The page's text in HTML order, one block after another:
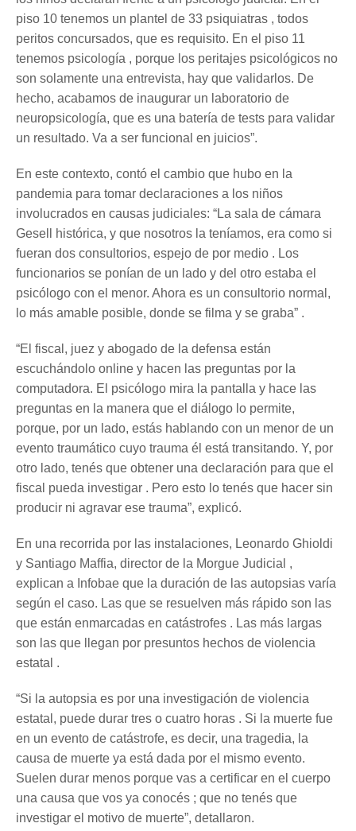
piso 10 tenemos un plantel de 33 psiquiatras , todos
peritos concursados, que es requisito. En el piso 11
tenemos psicología , porque los peritajes psicológicos no
son solamente una entrevista, hay que validarlos. De
hecho, acabamos de inaugurar un laboratorio de
neuropsicología, que es una batería de tests para validar
un resultado. Va a ser funcional en juicios”.
En este contexto, contó el cambio que hubo en la
pandemia para tomar declaraciones a los niños
involucrados en causas judiciales: “La sala de cámara
Gesell histórica, y que nosotros la teníamos, era como si
fueran dos consultorios, espejo de por medio . Los
funcionarios se ponían de un lado y del otro estaba el
psicólogo con el menor. Ahora es un consultorio normal,
lo más amable posible, donde se filma y se graba” .
“El fiscal, juez y abogado de la defensa están
escuchándolo online y hacen las preguntas por la
computadora. El psicólogo mira la pantalla y hace las
preguntas en la manera que el diálogo lo permite,
porque, por un lado, estás hablando con un menor de un
evento traumático cuyo trauma él está transitando. Y, por
otro lado, tenés que obtener una declaración para que el
fiscal pueda investigar . Pero esto lo tenés que hacer sin
producir ni agravar ese trauma”, explicó.
En una recorrida por las instalaciones, Leonardo Ghioldi
y Santiago Maffia, director de la Morgue Judicial ,
explican a Infobae que la duración de las autopsias varía
según el caso. Las que se resuelven más rápido son las
que están enmarcadas en catástrofes . Las más largas
son las que llegan por presuntos hechos de violencia
estatal .
“Si la autopsia es por una investigación de violencia
estatal, puede durar tres o cuatro horas . Si la muerte fue
en un evento de catástrofe, es decir, una tragedia, la
causa de muerte ya está dada por el mismo evento.
Suelen durar menos porque vas a certificar en el cuerpo
una causa que vos ya conocés ; que no tenés que
investigar el motivo de muerte”, detallaron.